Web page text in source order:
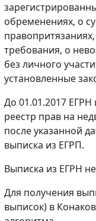
обременениях, о
требования, о
без личного
установленные
До 01.01.2017
реестр прав на
после указанной
выписка из ЕГРП.
Выписка из ЕГРН
Для получения
выписок) в